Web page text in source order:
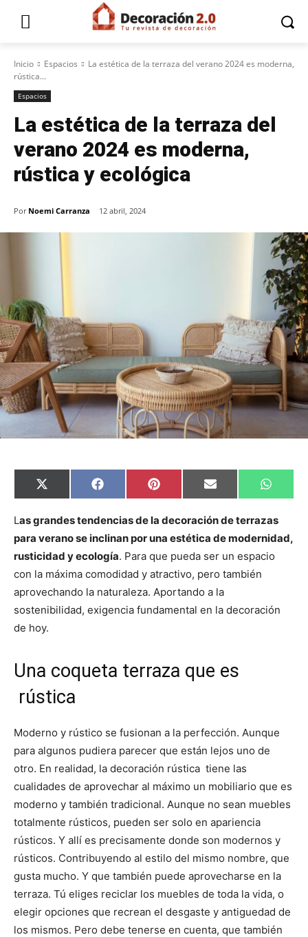
Inicio Espacios
La estética de la terraza del verano 2024 es moderna,
rústica...
Espacios
La estética de la terraza del
verano 2024 es moderna,
rústica y ecológica
Por Noemi Carranza 12 abril, 2024
C
o
p
r
t
i
r
e
n
X
(
w
t
t
e
r
)
C
o
p
r
i
r
e
n
F
a
e
o
o
k
C
o
p
r
i
r
e
n
P
i
t
r
e
s
t
C
o
p
r
i
r
e
n
E
m
i
C
o
p
r
i
W
h
t
A
p
p
Las grandes tendencias de la decoración de terrazas
para verano se inclinan por una estética de modernidad,
rusticidad y ecología. Para que pueda ser un espacio
con la máxima comodidad y atractivo, pero también
aprovechando la naturaleza. Aportando a la
sostenibilidad, exigencia fundamental en la decoración
de hoy.
Una coqueta terraza que es
rústica
Moderno y rústico se fusionan a la perfección. Aunque
para algunos pudiera parecer que están lejos uno de
otro. En realidad, la decoración rústica tiene las
cualidades de aprovechar al máximo un mobiliario que es
moderno y también tradicional. Aunque no sean muebles
totalmente rústicos, pueden ser solo en apariencia
rústicos. Y allí es precisamente donde son modernos y
rústicos. Contribuyendo al estilo del mismo nombre, que
gusta mucho. Y que también puede aprovecharse en la
terraza. Tú eliges reciclar los muebles de toda la vida, o
elegir opciones que recrean el desgaste y antiguedad de
los mismos. Pero debe tenerse en cuenta, que también